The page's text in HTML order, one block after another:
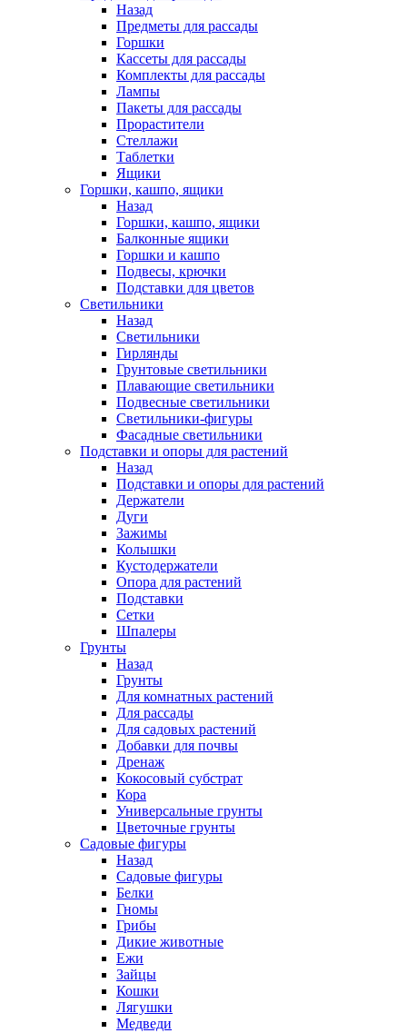
Назад
Предметы для рассады
Горшки
Кассеты для рассады
Комплекты для рассады
Лампы
Пакеты для рассады
Прорастители
Стеллажи
Таблетки
Ящики
Горшки, кашпо, ящики
Назад
Горшки, кашпо, ящики
Балконные ящики
Горшки и кашпо
Подвесы, крючки
Подставки для цветов
Светильники
Назад
Светильники
Гирлянды
Грунтовые светильники
Плавающие светильники
Подвесные светильники
Светильники-фигуры
Фасадные светильники
Подставки и опоры для растений
Назад
Подставки и опоры для растений
Держатели
Дуги
Зажимы
Колышки
Кустодержатели
Опора для растений
Подставки
Сетки
Шпалеры
Грунты
Назад
Грунты
Для комнатных растений
Для рассады
Для садовых растений
Добавки для почвы
Дренаж
Кокосовый субстрат
Кора
Универсальные грунты
Цветочные грунты
Садовые фигуры
Назад
Садовые фигуры
Белки
Гномы
Грибы
Дикие животные
Ежи
Зайцы
Кошки
Лягушки
Медведи